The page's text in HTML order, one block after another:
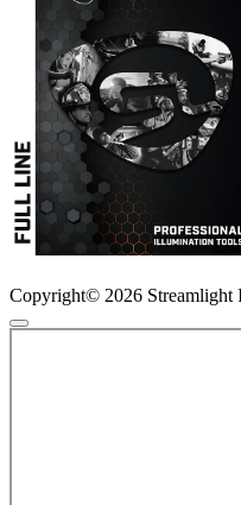
Copyright© 2026 Streamlight